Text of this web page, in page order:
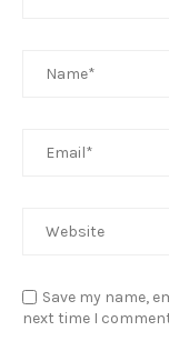
Save my name,
next time I